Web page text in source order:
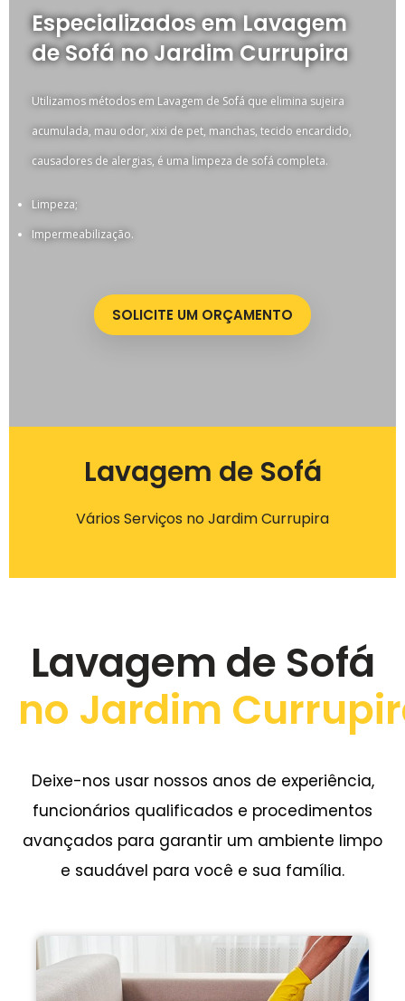
Especializados em Lavagem
de Sofá no Jardim Currupira
Utilizamos métodos em Lavagem de Sofá que elimina sujeira
acumulada, mau odor, xixi de pet, manchas, tecido encardido,
causadores de alergias, é uma limpeza de sofá completa.
Limpeza;
Impermeabilização.
SOLICITE UM ORÇAMENTO
Lavagem de Sofá
Vários Serviços no Jardim Currupira
Lavagem de Sofá
no Jardim
Deixe-nos usar nossos anos de experiência,
funcionários qualificados e procedimentos
avançados para garantir um ambiente limpo
e saudável para você e sua família.